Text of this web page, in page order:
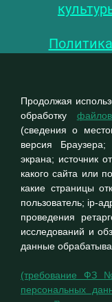
Продолжая
обработку
(сведения о
версия
экрана; источник
какого сайта или
какие страницы
пользователь; ip-
проведения
исследований и
данные
(требование ФЗ
персональных